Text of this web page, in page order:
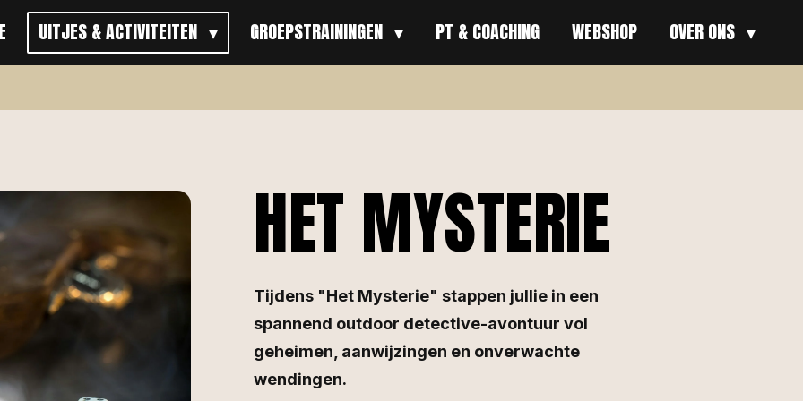
UITJES & ACTIVITEITEN GROEPSTRAININGEN PT & COACHING WEBSHOP OVER ONS
HET MYSTERIE
Tijdens "Het Mysterie" stappen jullie in een
spannend outdoor detective-avontuur vol
geheimen, aanwijzingen en onverwachte
wendingen.